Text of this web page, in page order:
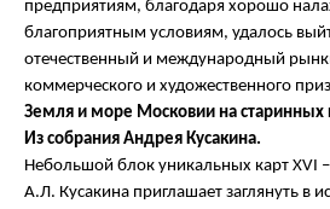
предприятиям, благодаря хорошо
благоприятным условиям, удалось
отечественный и международный
коммерческого и художественного
Земля и море Московии на старинных
Из собрания Андрея Кусакина.
Небольшой блок уникальных карт XVI
А.Л. Кусакина приглашает заглянуть в